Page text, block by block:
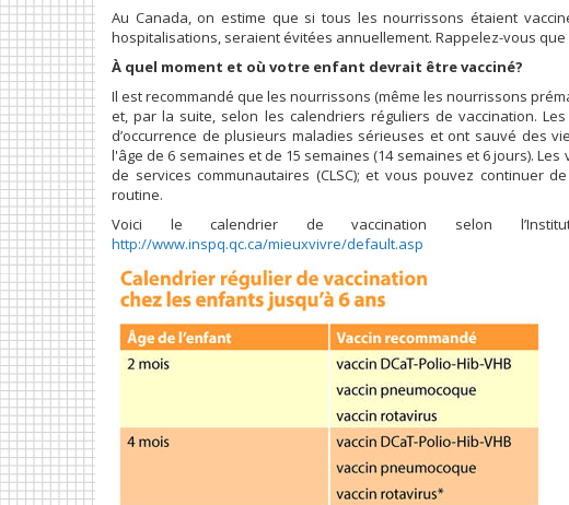
Au Canada, on estime que si tous les nourrissons étaient
hospitalisations, seraient évitées annuellement. Rappelez-vous
À quel moment et où votre enfant devrait être vacciné?
Il est recommandé que les nourrissons (même les nourrissons
et, par la suite, selon les calendriers réguliers de vaccination.
d’occurrence de plusieurs maladies sérieuses et ont sauvé des
l'âge de 6 semaines et de 15 semaines (14 semaines et 6 jours).
de services communautaires (CLSC); et vous pouvez continuer
routine.
Voici le calendrier de vaccination selon
http://www.inspq.qc.ca/mieuxvivre/default.asp